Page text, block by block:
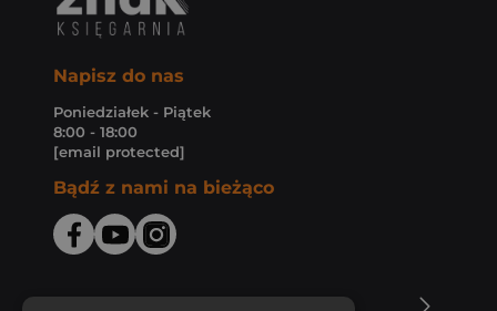
Napisz do nas
Poniedziałek - Piątek
8:00 - 18:00
[email protected]
Bądź z nami na bieżąco